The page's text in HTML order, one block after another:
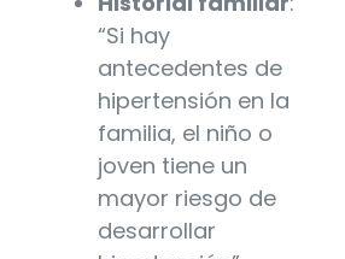
“Si hay
antecedentes de
hipertensión en la
familia, el niño o
joven tiene un
mayor riesgo de
desarrollar